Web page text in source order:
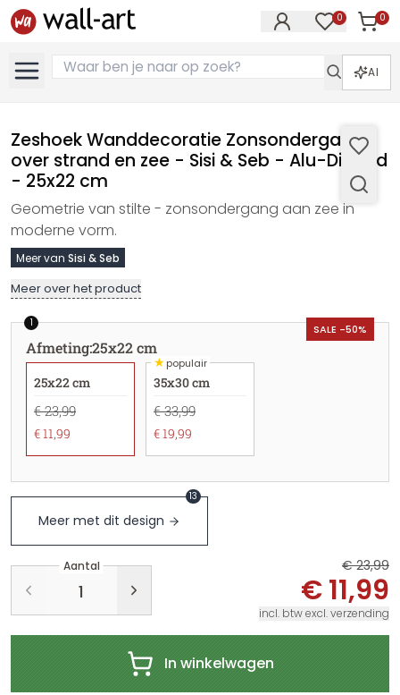
0 0
AI
Zeshoek Wanddecoratie Zonsondergang
over strand en zee - Sisi & Seb - Alu-Dibond
- 25x22 cm
Geometrie van stilte - zonsondergang aan zee in
moderne vorm.
Meer van Sisi & Seb
Meer over het product
SALE -50%
1
Afmeting:25x22 cm
25x22 cm
€ 23,99
€ 11,99
★populair
35x30 cm
€ 33,99
€ 19,99
Meer met dit design
13
Aantal € 23,99
€ 11,99
incl. btw excl. verzending
In winkelwagen